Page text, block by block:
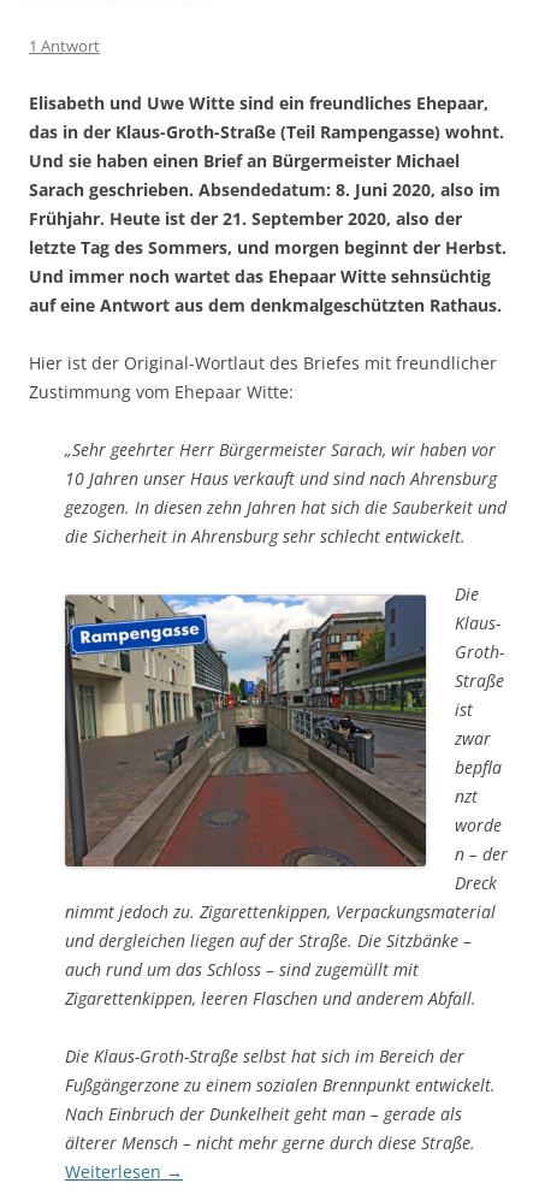
1 Antwort
Elisabeth und Uwe Witte sind ein freundliches Ehepaar,
das in der Klaus-Groth-Straße (Teil Rampengasse) wohnt.
Und sie haben einen Brief an Bürgermeister Michael
Sarach geschrieben. Absendedatum: 8. Juni 2020, also im
Frühjahr. Heute ist der 21. September 2020, also der
letzte Tag des Sommers, und morgen beginnt der Herbst.
Und immer noch wartet das Ehepaar Witte sehnsüchtig
auf eine Antwort aus dem denkmalgeschützten Rathaus.
Hier ist der Original-Wortlaut des Briefes mit freundlicher
Zustimmung vom Ehepaar Witte:
„Sehr geehrter Herr Bürgermeister Sarach, wir haben vor
10 Jahren unser Haus verkauft und sind nach Ahrensburg
gezogen. In diesen zehn Jahren hat sich die Sauberkeit und
die Sicherheit in Ahrensburg sehr schlecht entwickelt.
Die
Klaus-
Groth-
Straße
ist
zwar
bepfla
nzt
worde
n – der
Dreck
nimmt jedoch zu. Zigarettenkippen, Verpackungsmaterial
und dergleichen liegen auf der Straße. Die Sitzbänke –
auch rund um das Schloss – sind zugemüllt mit
Zigarettenkippen, leeren Flaschen und anderem Abfall.
Die Klaus-Groth-Straße selbst hat sich im Bereich der
Fußgängerzone zu einem sozialen Brennpunkt entwickelt.
Nach Einbruch der Dunkelheit geht man – gerade als
älterer Mensch – nicht mehr gerne durch diese Straße.
Weiterlesen →